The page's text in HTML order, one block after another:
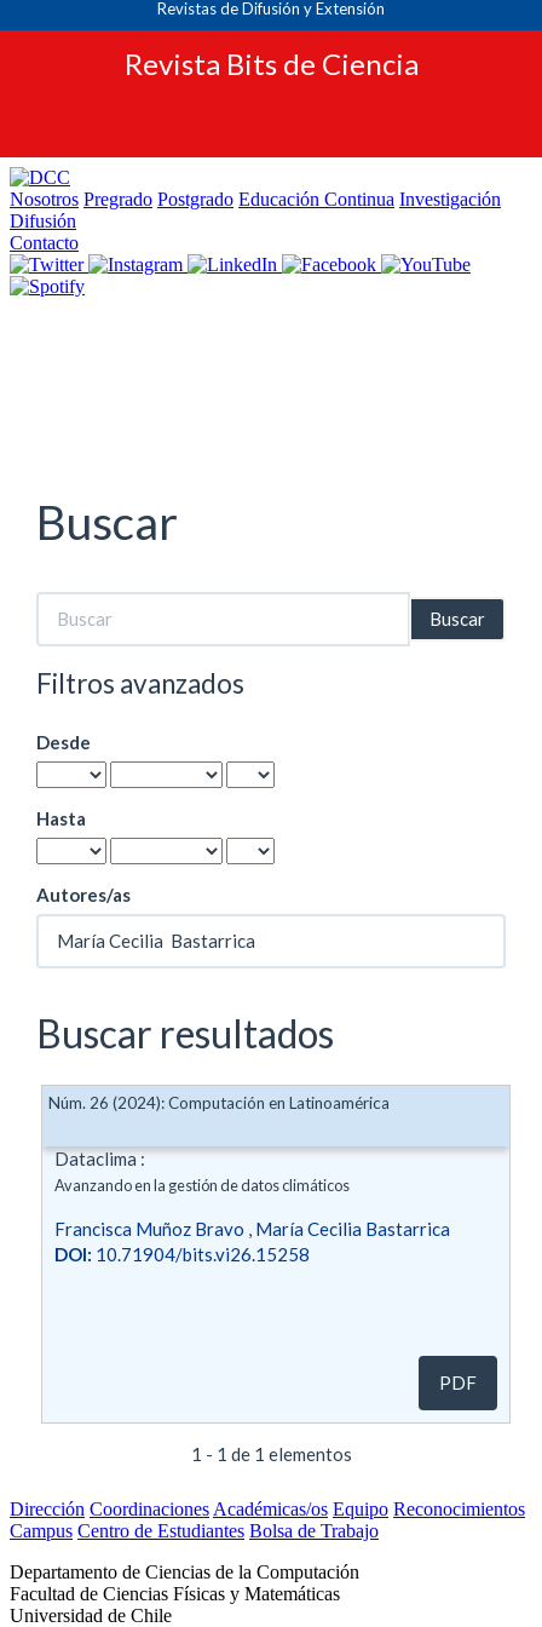
Revistas de Difusión y Extensión
Revista Bits de Ciencia
Buscar
Buscar
artículos
por
Filtros avanzados
Desde
Hasta
Autores/as
Buscar resultados
Dataclima :
Avanzando en la gestión de datos climáticos
Francisca Muñoz Bravo
María Cecilia Bastarrica
DOI: 10.71904/bits.vi26.15258
Núm. 26 (2024): Computación en Latinoamérica
PDF
1 - 1 de 1 elementos